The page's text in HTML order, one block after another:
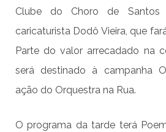
Clube do Choro de
caricaturista Dodô Vieira, que
Parte do valor arrecadado na
será destinado à campanha
ação do Orquestra na Rua.
O programa da tarde terá